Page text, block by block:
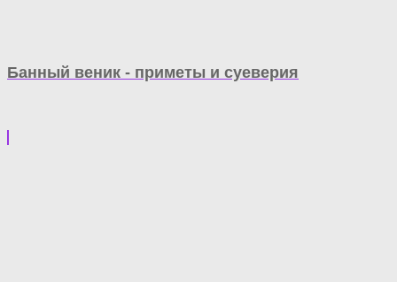
Банный веник - приметы и суеверия